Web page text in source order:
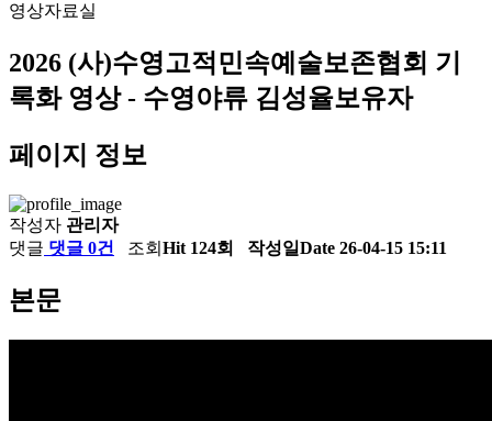
영상자료실
2026 (사)수영고적민속예술보존협회 기
록화 영상 - 수영야류 김성율보유자
페이지 정보
작성자 관리자
댓글 댓글 0건 조회 Hit 124회 작성일Date 26-04-15 15:11
본문